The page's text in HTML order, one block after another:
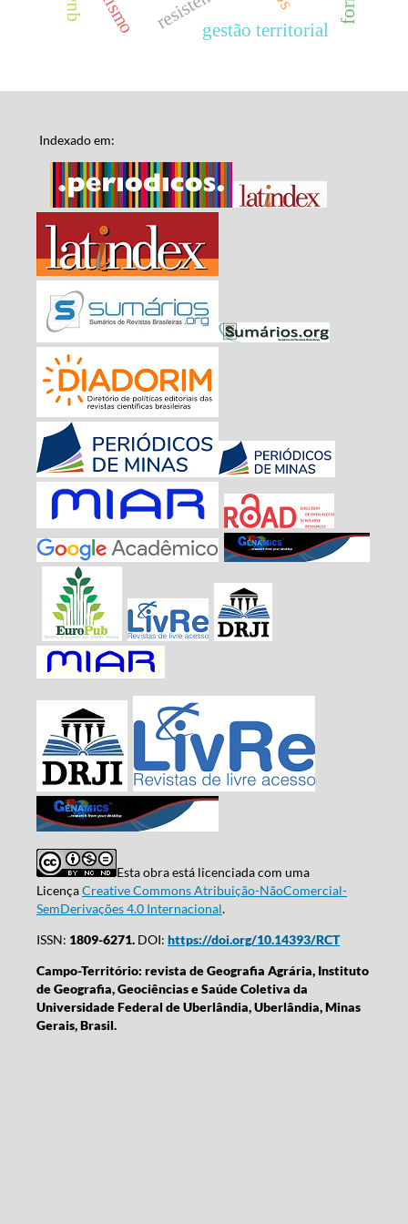
gestão territorial
Indexado em:
Esta obra está licenciada com uma
LicençaCreative Commons Atribuição-NãoComercial-
SemDerivações 4.0 Internacional.
ISSN: 1809-6271.DOI: https://doi.org/10.14393/RCT
Campo-Território: revista de Geografia Agrária, Instituto
de Geografia, Geociências e Saúde Coletiva da
Universidade Federal de Uberlândia, Uberlândia, Minas
Gerais, Brasil.